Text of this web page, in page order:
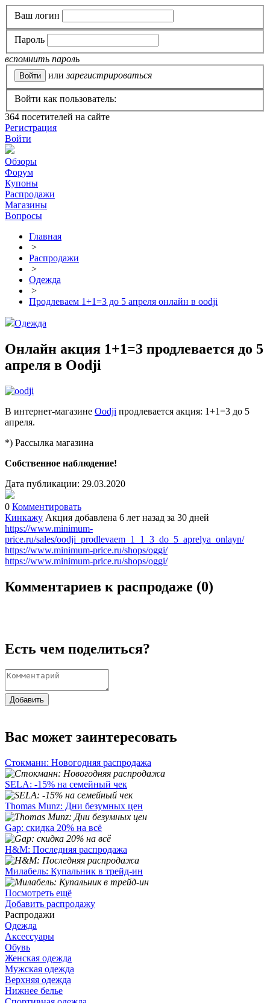
Ваш логин
Пароль
вспомнить пароль
или зарегистрироваться
Войти как пользователь:
364 посетителей на сайте
Регистрация
Войти
Обзоры
Форум
Купоны
Распродажи
Магазины
Вопросы
Главная
>
Распродажи
>
Одежда
>
Продлеваем 1+1=3 до 5 апреля онлайн в oodji
Одежда
Онлайн акция 1+1=3 продлевается до 5
апреля в Oodji
В интернет-магазине Oodji продлевается акция: 1+1=3 до 5
апреля.
*) Рассылка магазина
Собственное наблюдение!
Дата публикации: 29.03.2020
0 Комментировать
Кинкажу Акция добавлена 6 лет назад за 30 дней
https://www.minimum-
price.ru/sales/oodji_prodlevaem_1_1_3_do_5_aprelya_onlayn/
https://www.minimum-price.ru/shops/oggi/
https://www.minimum-price.ru/shops/oggi/
Комментариев к распродаже (0)
Есть чем поделиться?
Добавить
Вас может заинтересовать
Стокманн: Новогодняя распродажа
SELA: -15% на семейный чек
Thomas Munz: Дни безумных цен
Gap: скидка 20% на всё
H&M: Последняя распродажа
Милабель: Купальник в трейд-ин
Посмотреть ещё
Добавить распродажу
Распродажи
Одежда
Аксессуары
Обувь
Женская одежда
Мужская одежда
Верхняя одежда
Нижнее белье